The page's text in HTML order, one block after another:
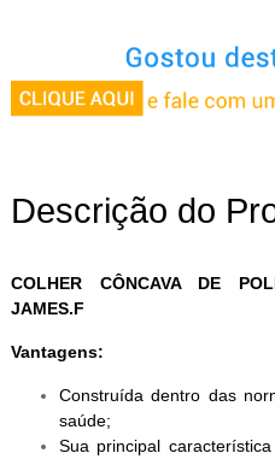
Descrição do
COLHER CÔNCAVA DE
JAMES.F
Vantagens:
Construída dentro das
saúde;
Sua principal